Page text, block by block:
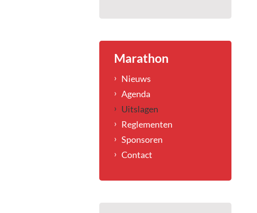
Marathon
Nieuws
Agenda
Uitslagen
Reglementen
Sponsoren
Contact